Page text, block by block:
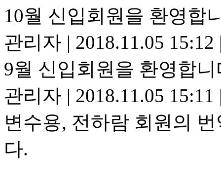
10월 신입회원을 환영합
관리자 | 2018.11.05 15:12
9월 신입회원을 환영합
관리자 | 2018.11.05 15:11
변수용, 전하람 회원의
다.